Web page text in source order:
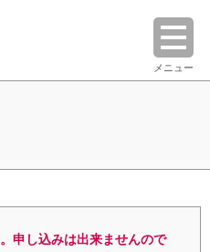
メニュー
申し込みは出来ませんので